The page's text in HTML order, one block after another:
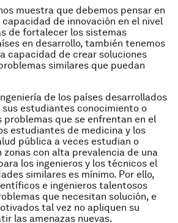
muestra que debemos pensar en
de innovación en el nivel
de fortalecer los sistemas
en desarrollo, también tenemos
capacidad de crear soluciones
similares que puedan
de los países desarrollados
sus estudiantes conocimiento o
problemas que se enfrentan en el
estudiantes de medicina y los
pública a veces estudian o
zonas con alta prevalencia de una
los ingenieros y los técnicos el
similares es mínimo. Por ello,
e ingenieros talentosos
que necesitan solución, e
tal vez no apliquen su
las amenazas nuevas.